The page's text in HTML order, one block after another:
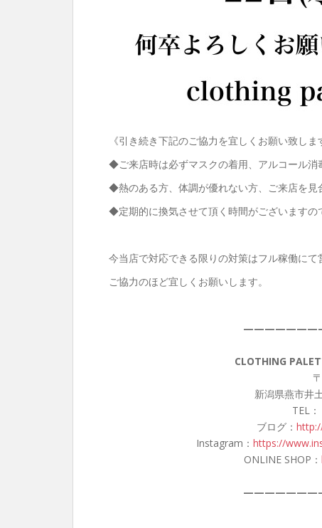
《引き続き下記のご協力を宜しくお願い致しま
◆ご来店時は必ずマスクの着用、アルコール消
◆熱のある方、体調が優れない方、ご来店を見
◆定期的に換気させて頂く時間がございますの
今当店で対応できる限りの対策はフル稼働にて
ご協力のほど宜しくお願いします。
CLOTHING
新潟県燕市井
TEL
ブログ：
Instagram： https://
ONLINE SHOP：